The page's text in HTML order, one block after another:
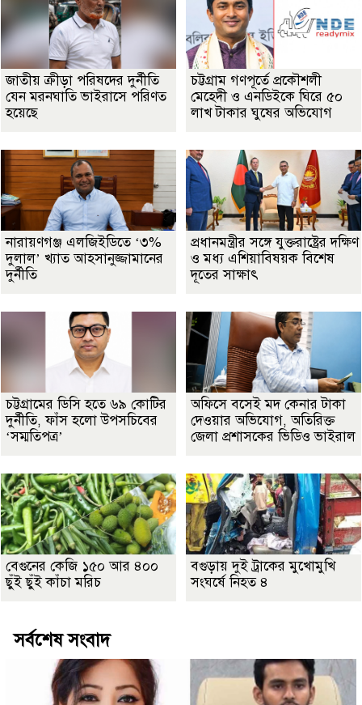
জাতীয় ক্রীড়া পরিষদের দুর্নীতি
যেন মরনঘাতি ভাইরাসে পরিণত
হয়েছে
চট্টগ্রাম গণপূর্তে প্রকৌশলী
মেহেদী ও এনডিইকে ঘিরে ৫০
লাখ টাকার ঘুষের অভিযোগ
নারায়ণগঞ্জ এলজিইডিতে ‘৩%
দুলাল’ খ্যাত আহসানুজ্জামানের
দুর্নীতি
প্রধানমন্ত্রীর সঙ্গে যুক্তরাষ্ট্রের দক্ষিণ
ও মধ্য এশিয়াবিষয়ক বিশেষ
দূতের সাক্ষাৎ
চট্টগ্রামের ডিসি হতে ৬৯ কোটির
দুর্নীতি, ফাঁস হলো উপসচিবের
‘সম্মতিপত্র’
অফিসে বসেই মদ কেনার টাকা
দেওয়ার অভিযোগ, অতিরিক্ত
জেলা প্রশাসকের ভিডিও ভাইরাল
বেগুনের কেজি ১৫০ আর ৪০০
ছুঁই ছুঁই কাঁচা মরিচ
বগুড়ায় দুই ট্রাকের মুখোমুখি
সংঘর্ষে নিহত ৪
সর্বশেষ সংবাদ